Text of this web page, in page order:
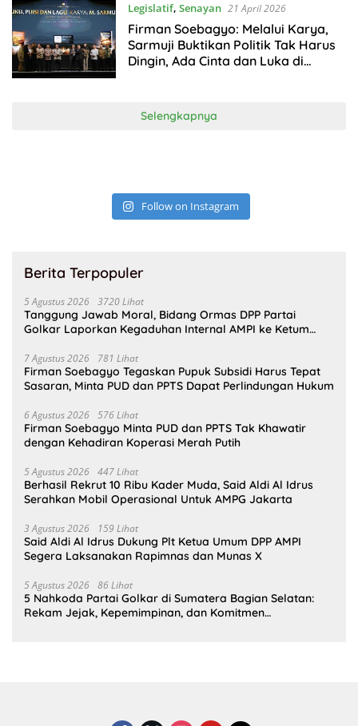
Legislatif, Senayan 21 April 2026
Firman Soebagyo: Melalui Karya,
Sarmuji Buktikan Politik Tak Harus
Dingin, Ada Cinta dan Luka di
Selengkapnya
Follow on Instagram
Berita Terpopuler
5 Agustus 2026 3720 Lihat
Tanggung Jawab Moral, Bidang Ormas DPP Partai
Golkar Laporkan Kegaduhan Internal AMPI ke Ketum
7 Agustus 2026 781 Lihat
Firman Soebagyo Tegaskan Pupuk Subsidi Harus Tepat
Sasaran, Minta PUD dan PPTS Dapat Perlindungan Hukum
6 Agustus 2026 576 Lihat
Firman Soebagyo Minta PUD dan PPTS Tak Khawatir
dengan Kehadiran Koperasi Merah Putih
5 Agustus 2026 447 Lihat
Berhasil Rekrut 10 Ribu Kader Muda, Said Aldi Al Idrus
Serahkan Mobil Operasional Untuk AMPG Jakarta
3 Agustus 2026 159 Lihat
Said Aldi Al Idrus Dukung Plt Ketua Umum DPP AMPI
Segera Laksanakan Rapimnas dan Munas X
5 Agustus 2026 86 Lihat
5 Nahkoda Partai Golkar di Sumatera Bagian Selatan:
Rekam Jejak, Kepemimpinan, dan Komitmen